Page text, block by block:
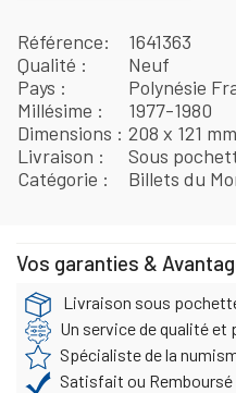
Référence
1641363
Qualité
Neuf
Pays
Polynésie
Millésime
1977-1980
Dimensions
208 x 121 mm
Livraison
Sous
Catégorie
Billets du
Vos garanties &
Livraison sous
Un service de qualité et
Spécialiste de la
Satisfait ou Remboursé